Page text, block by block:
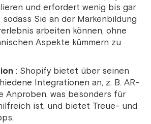
und erfordert wenig bis gar
sodass Sie an der Markenbildung
arbeiten können, ohne
Aspekte kümmern zu
: Shopify bietet über seinen
Integrationen an, z. B. AR-
Anproben, was besonders für
ist, und bietet Treue- und